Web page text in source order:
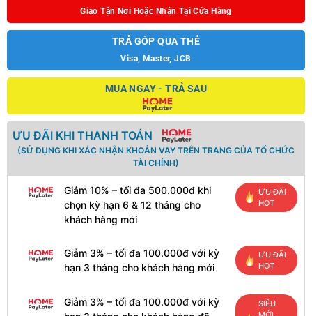
Giao Tận Nơi Hoặc Nhận Tại Cửa Hàng
TRẢ GÓP QUA THẺ
Visa, Master, JCB
MUA NGAY - TRẢ SAU
ƯU ĐÃI KHI THANH TOÁN
(SỬ DỤNG KHI XÁC NHẬN KHOẢN VAY TRÊN TRANG CỦA TỔ CHỨC
TÀI CHÍNH)
Giảm 10% – tối đa 500.000đ khi
chọn kỳ hạn 6 & 12 tháng cho
khách hàng mới
ƯU ĐÃI
HOT
Giảm 3% – tối đa 100.000đ với kỳ
hạn 3 tháng cho khách hàng mới
ƯU ĐÃI
HOT
Giảm 3% – tối đa 100.000đ với kỳ
SIÊU